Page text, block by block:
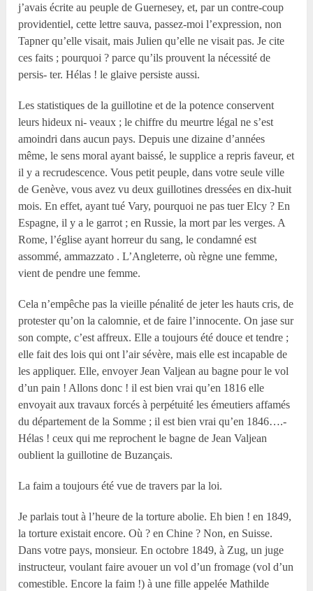
j’avais écrite au peuple de Guernesey, et, par un contre-coup
providentiel, cette lettre sauva, passez-moi l’expression, non
Tapner qu’elle visait, mais Julien qu’elle ne visait pas. Je cite
ces faits ; pourquoi ? parce qu’ils prouvent la nécessité de
persis- ter. Hélas ! le glaive persiste aussi.
Les statistiques de la guillotine et de la potence conservent
leurs hideux ni- veaux ; le chiffre du meurtre légal ne s’est
amoindri dans aucun pays. Depuis une dizaine d’années
même, le sens moral ayant baissé, le supplice a repris faveur, et
il y a recrudescence. Vous petit peuple, dans votre seule ville
de Genève, vous avez vu deux guillotines dressées en dix-huit
mois. En effet, ayant tué Vary, pourquoi ne pas tuer Elcy ? En
Espagne, il y a le garrot ; en Russie, la mort par les verges. A
Rome, l’église ayant horreur du sang, le condamné est
assommé, ammazzato . L’Angleterre, où règne une femme,
vient de pendre une femme.
Cela n’empêche pas la vieille pénalité de jeter les hauts cris, de
protester qu’on la calomnie, et de faire l’innocente. On jase sur
son compte, c’est affreux. Elle a toujours été douce et tendre ;
elle fait des lois qui ont l’air sévère, mais elle est incapable de
les appliquer. Elle, envoyer Jean Valjean au bagne pour le vol
d’un pain ! Allons donc ! il est bien vrai qu’en 1816 elle
envoyait aux travaux forcés à perpétuité les émeutiers affamés
du département de la Somme ; il est bien vrai qu’en 1846….-
Hélas ! ceux qui me reprochent le bagne de Jean Valjean
oublient la guillotine de Buzançais.
La faim a toujours été vue de travers par la loi.
Je parlais tout à l’heure de la torture abolie. Eh bien ! en 1849,
la torture existait encore. Où ? en Chine ? Non, en Suisse.
Dans votre pays, monsieur. En octobre 1849, à Zug, un juge
instructeur, voulant faire avouer un vol d’un fromage (vol d’un
comestible. Encore la faim !) à une fille appelée Mathilde